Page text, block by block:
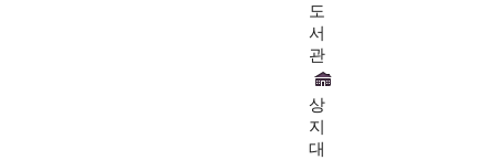
도
서
관
상
지
대